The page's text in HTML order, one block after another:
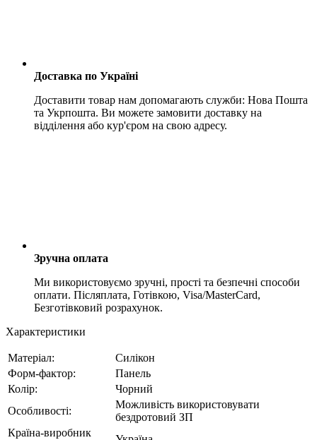
Доставка по Україні
Доставити товар нам допомагають служби: Нова Пошта
та Укрпошта. Ви можете замовити доставку на
відділення або кур'єром на свою адресу.
Зручна оплата
Ми використовуємо зручні, прості та безпечні способи
оплати. Післяплата, Готівкою, Visa/MasterCard,
Безготівковий розрахунок.
Характеристики
Матеріал:
Силікон
Форм-фактор:
Панель
Колір:
Чорний
Особливості:
Можливість використовувати
бездротовий ЗП
Країна-виробник